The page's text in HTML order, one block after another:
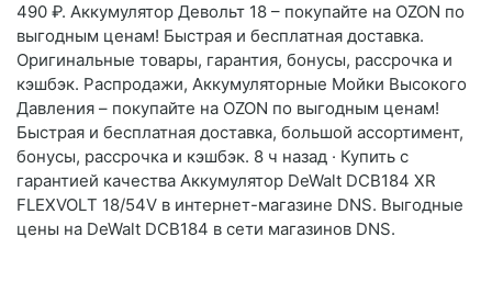
490 ₽. Аккумулятор Девольт 18 – покупайте на OZON по
выгодным ценам! Быстрая и бесплатная доставка.
Оригинальные товары, гарантия, бонусы, рассрочка и
кэшбэк. Распродажи, Аккумуляторные Мойки Высокого
Давления – покупайте на OZON по выгодным ценам!
Быстрая и бесплатная доставка, большой ассортимент,
бонусы, рассрочка и кэшбэк. 8 ч назад · Купить с
гарантией качества Аккумулятор DeWalt DCB184 XR
FLEXVOLТ 18/54V в интернет-магазине DNS. Выгодные
цены на DeWalt DCB184 в сети магазинов DNS.